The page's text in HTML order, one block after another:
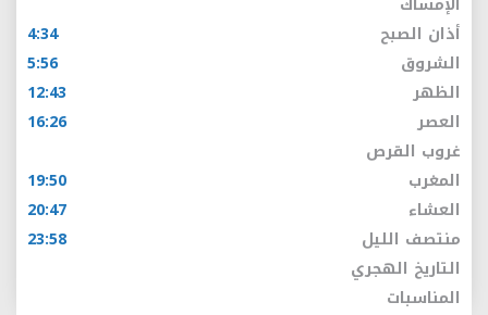
أذان الصبح
4:34
الشروق
5:56
الظهر
12:43
العصر
16:26
غروب القرص
المغرب
19:50
العشاء
20:47
منتصف الليل
23:58
التاريخ الهجري
المناسبات